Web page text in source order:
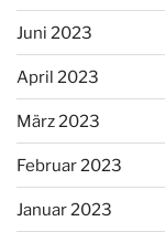
Juni 2023
April 2023
März 2023
Februar 2023
Januar 2023